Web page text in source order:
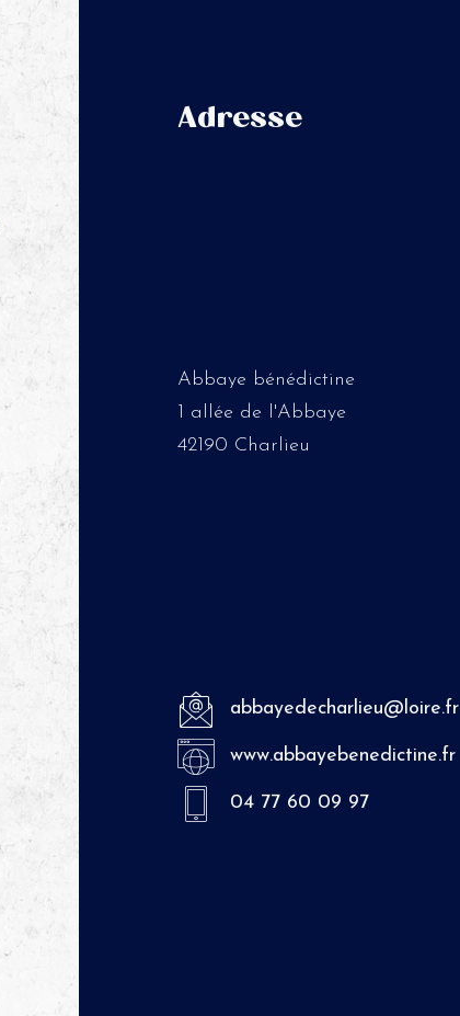
Adresse
Abbaye bénédictine
1 allée de l'Abbaye
42190 Charlieu
abbayedecharlieu@loire.fr
www.abbayebenedictine.fr
04 77 60 09 97